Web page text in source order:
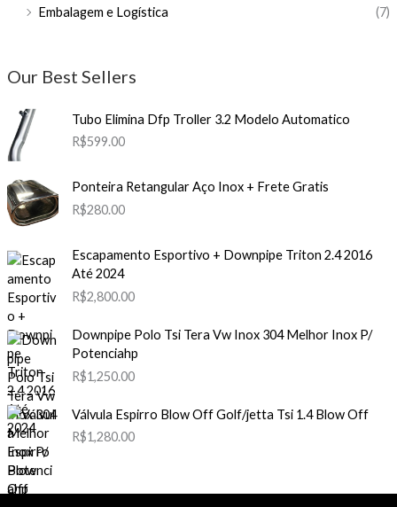
Embalagem e Logística
(7)
Our Best Sellers
Tubo Elimina Dfp Troller 3.2 Modelo Automatico
R$599.00
Ponteira Retangular Aço Inox + Frete Gratis
R$280.00
Escapamento Esportivo + Downpipe Triton 2.4 2016
Até 2024
R$2,800.00
Downpipe Polo Tsi Tera Vw Inox 304 Melhor Inox P/
Potenciahp
R$1,250.00
Válvula Espirro Blow Off Golf/jetta Tsi 1.4 Blow Off
R$1,280.00